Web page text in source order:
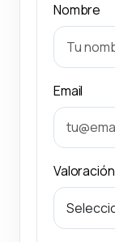
Nombre
Email
Valoración